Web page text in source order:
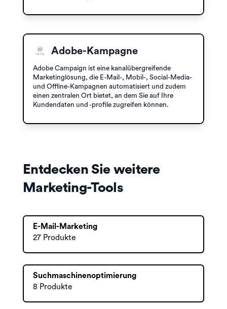
Adobe-Kampagne
Adobe Campaign ist eine kanalübergreifende
Marketinglösung, die E-Mail-, Mobil-, Social-Media-
und Offline-Kampagnen automatisiert und zudem
einen zentralen Ort bietet, an dem Sie auf Ihre
Kundendaten und -profile zugreifen können.
Entdecken Sie weitere
Marketing-Tools
E-Mail-Marketing
27 Produkte
Suchmaschinenoptimierung
8 Produkte